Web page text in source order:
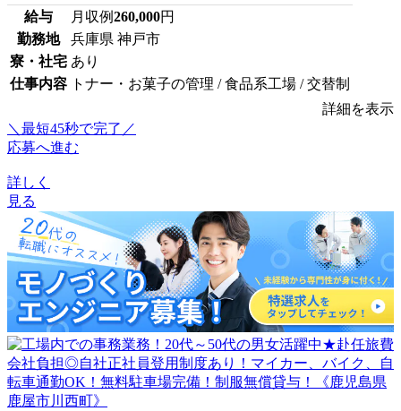
給与 月収例260,000円
勤務地
兵庫県 神戸市
寮・社宅 あり
仕事内容 トナー・お菓子の管理 / 食品系工場 / 交替制
詳細を表示
＼最短45秒で完了／
応募へ進む
詳しく
見る